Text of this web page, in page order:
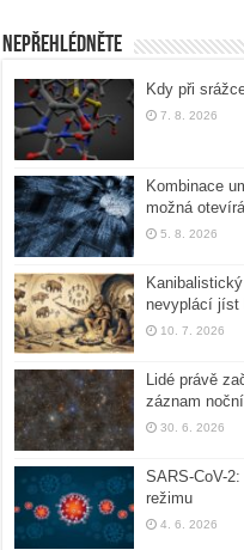
Nepřehlédněte
Kdy při
7. 8. 2026
Kombinace
možná
5. 8. 2026
nevyplácí jíst
10. 7. 2026
Lidé právě
záznam
30. 6. 2026
SARS-CoV-
režimu
4. 6. 2026